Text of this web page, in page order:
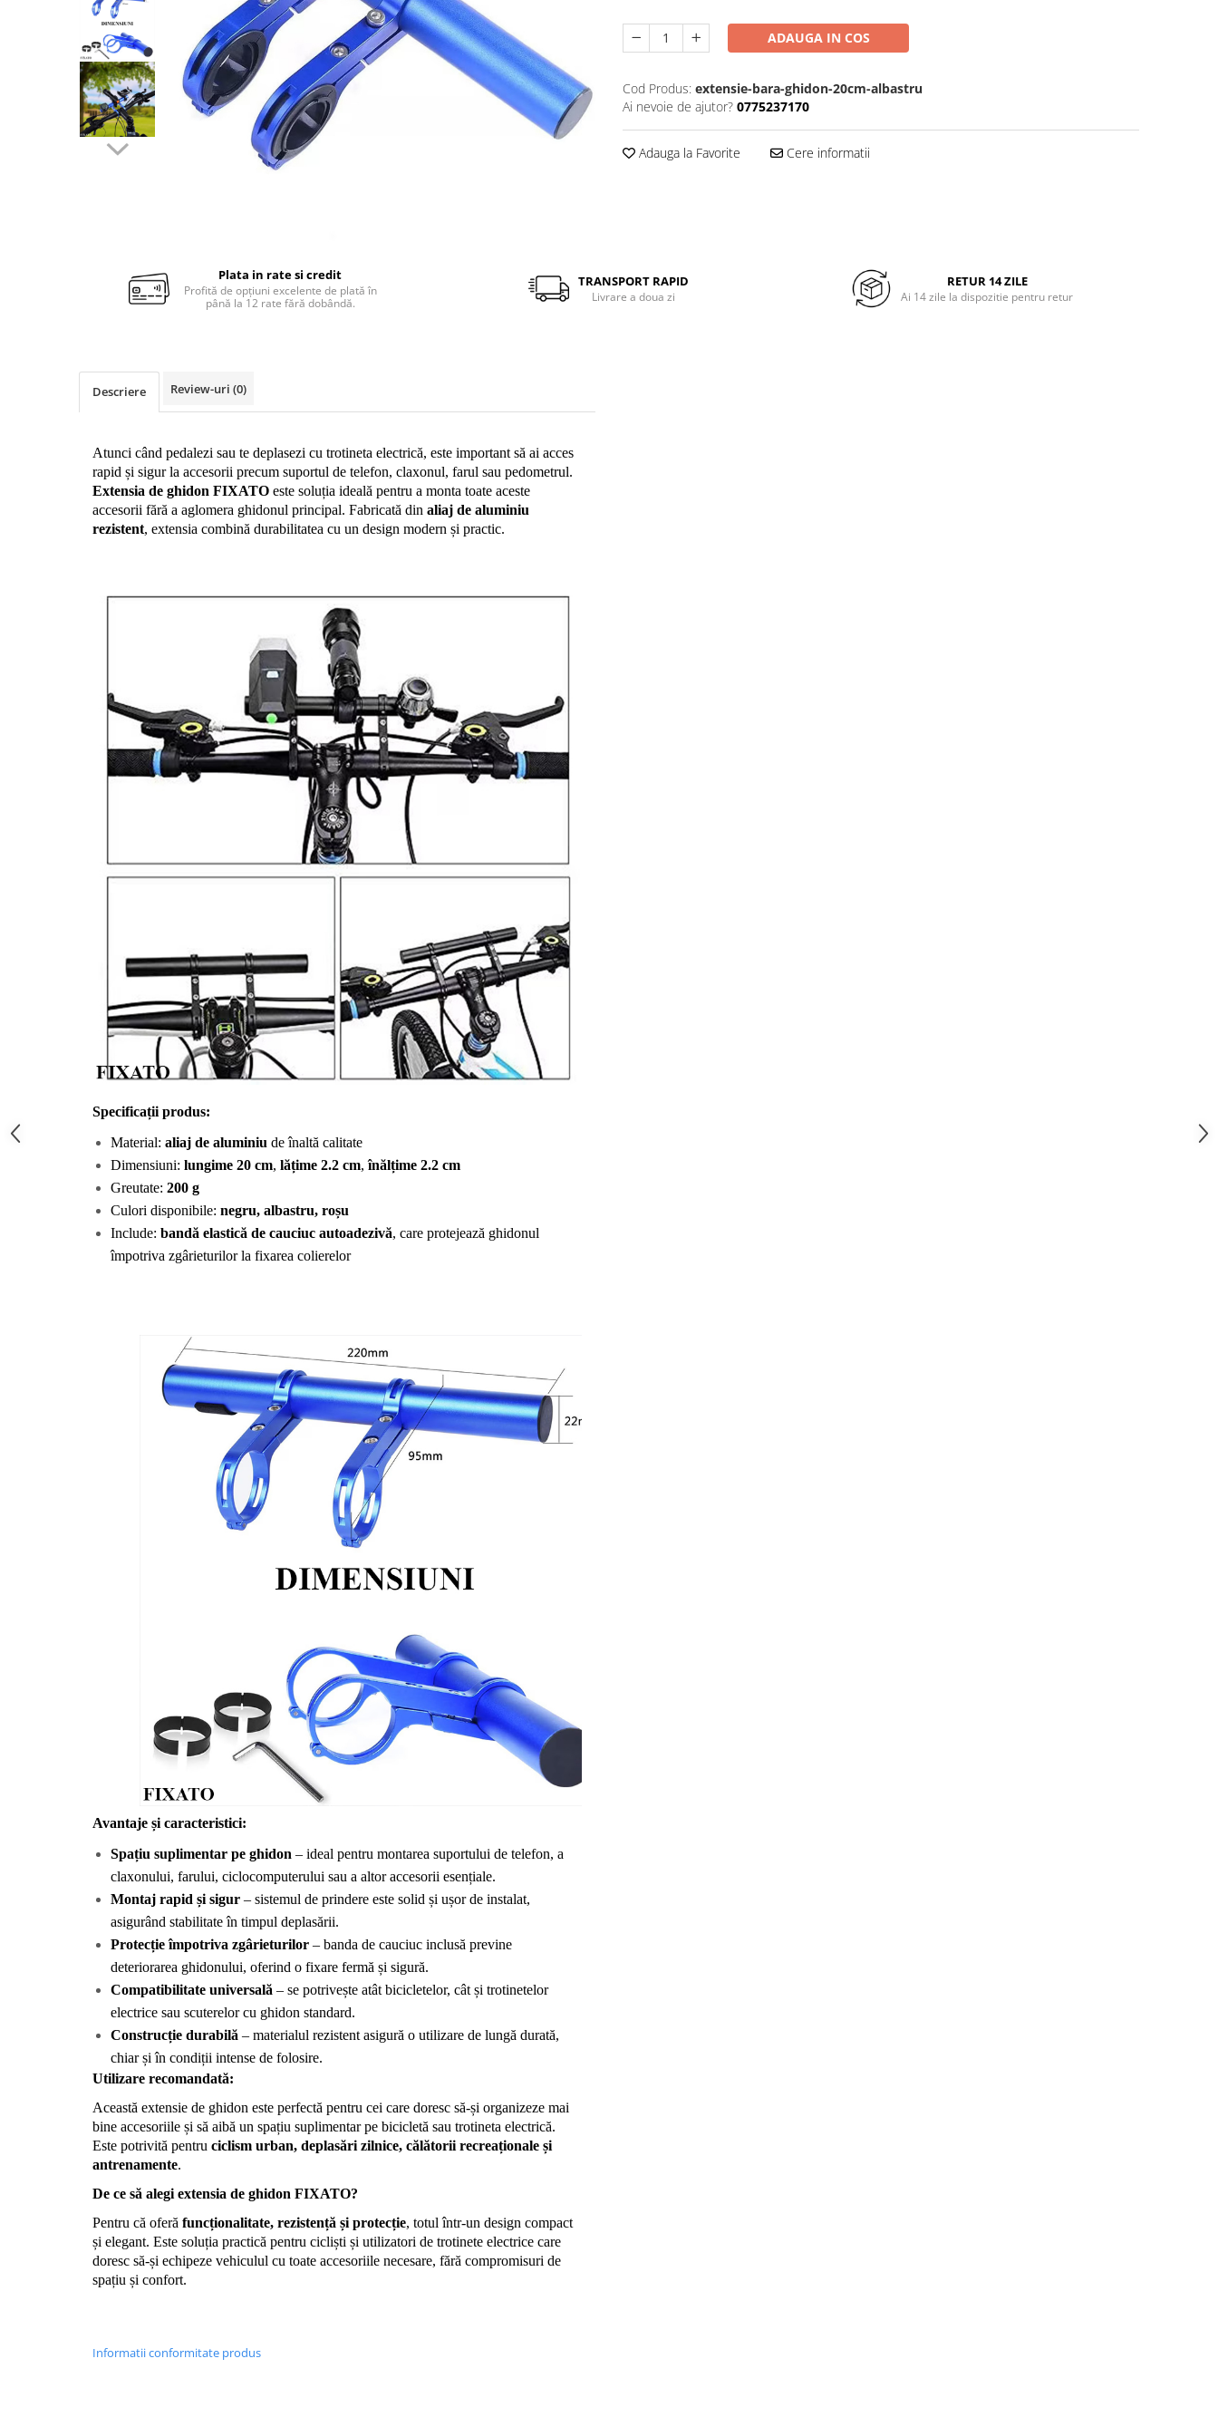
ADAUGA IN COS
Cod Produs: extensie-bara-ghidon-20cm-albastru
Ai nevoie de ajutor? 0775237170
Adauga la Favorite Cere informatii
Plata in rate si credit
Profită de opțiuni excelente de plată în
până la 12 rate fără dobândă.
TRANSPORT RAPID
Livrare a doua zi
RETUR 14 ZILE
Ai 14 zile la dispozitie pentru retur
Descriere Review-uri (0)
Atunci când pedalezi sau te deplasezi cu trotineta electrică, este important să ai acces
Extensia de ghidon FIXATO este soluția ideală pentru a monta toate aceste
accesorii fără a aglomera ghidonul principal. Fabricată din aliaj de aluminiu
rezistent, extensia combină durabilitatea cu un design modern și practic.
Specificații produs:
Material: aliaj de aluminiu de înaltă calitate
Dimensiuni: lungime 20 cm, lățime 2.2 cm, înălțime 2.2 cm
Greutate: 200 g
Culori disponibile: negru, albastru, roșu
Include: bandă elastică de cauciuc autoadezivă, care protejează ghidonul
împotriva zgârieturilor la fixarea colierelor
Avantaje și caracteristici:
Spațiu suplimentar pe ghidon – ideal pentru montarea suportului de telefon, a
claxonului, farului, ciclocomputerului sau a altor accesorii esențiale.
Montaj rapid și sigur – sistemul de prindere este solid și ușor de instalat,
asigurând stabilitate în timpul deplasării.
Protecție împotriva zgârieturilor – banda de cauciuc inclusă previne
deteriorarea ghidonului, oferind o fixare fermă și sigură.
Compatibilitate universală – se potrivește atât bicicletelor, cât și trotinetelor
electrice sau scuterelor cu ghidon standard.
Construcție durabilă – materialul rezistent asigură o utilizare de lungă durată,
chiar și în condiții intense de folosire.
Utilizare recomandată:
Această extensie de ghidon este perfectă pentru cei care doresc să-și organizeze mai
bine accesoriile și să aibă un spațiu suplimentar pe bicicletă sau trotineta electrică.
Este potrivită pentru ciclism urban, deplasări zilnice, călătorii recreaționale și
antrenamente.
De ce să alegi extensia de ghidon FIXATO?
Pentru că oferă funcționalitate, rezistență și protecție, totul într-un design compact
și elegant. Este soluția practică pentru cicliști și utilizatori de trotinete electrice care
doresc să-și echipeze vehiculul cu toate accesoriile necesare, fără compromisuri de
spațiu și confort.
Informatii conformitate produs